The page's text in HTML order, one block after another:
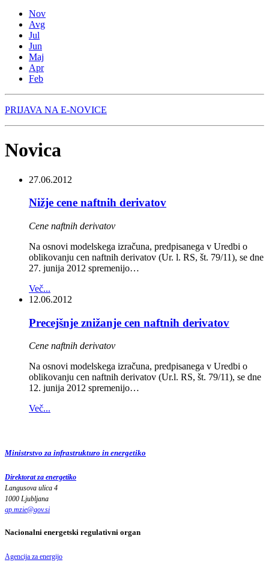
Nov
Avg
Jul
Jun
Maj
Apr
Feb
PRIJAVA NA E-NOVICE
Novica
27.06.2012
Nižje cene naftnih derivatov
Cene naftnih derivatov
Na osnovi modelskega izračuna, predpisanega v Uredbi o
oblikovanju cen naftnih derivatov (Ur. l. RS, št. 79/11), se dne
27. junija 2012 spremenijo…
Več...
12.06.2012
Precejšnje znižanje cen naftnih derivatov
Cene naftnih derivatov
Na osnovi modelskega izračuna, predpisanega v Uredbi o
oblikovanju cen naftnih derivatov (Ur.l. RS, št. 79/11), se dne
12. junija 2012 spremenijo…
Več...
Ministrstvo za infrastrukturo in energetiko
Direktorat za energetiko
Langusova ulica 4
1000 Ljubljana
gp.mzie@gov.si
Nacionalni energetski regulativni organ
Agencija za energijo